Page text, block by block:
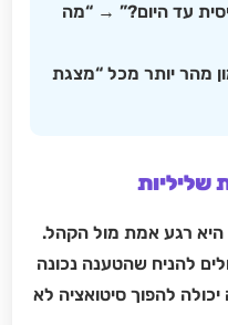
עד היום?” → “מה
מהר יותר מכל “מצגת
היא רגע אמת מול הקהל.
להניח שהטענה נכונה
להפוך סיטואציה לא